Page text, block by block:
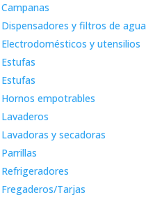
Campanas
Dispensadores y filtros de agua
Electrodomésticos y utensilios
Estufas
Estufas
Hornos empotrables
Lavaderos
Lavadoras y secadoras
Parrillas
Refrigeradores
Fregaderos/Tarjas